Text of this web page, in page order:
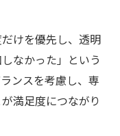
けを優先し、透明
なかった」という
ンスを考慮し、専
満足度につながり